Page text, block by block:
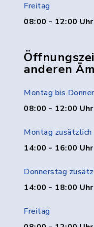
Freitag
08:00 - 12:00 Uhr
anderen
Montag bis
08:00 - 12:00 Uhr
Montag zusätzlich
14:00 - 16:00 Uhr
Donnerstag
14:00 - 18:00 Uhr
Freitag